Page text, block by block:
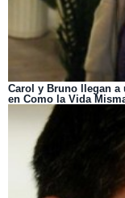
Carol y Bruno llegan
en Como la Vida